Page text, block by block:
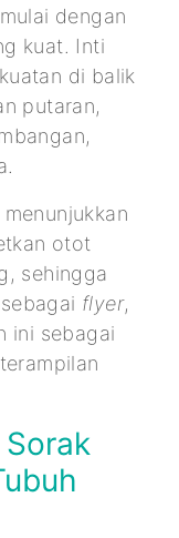
dengan
kuat. Inti
di balik
putaran,
otot
sehingga
flyer,
ini sebagai